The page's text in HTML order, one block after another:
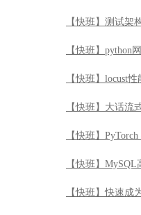
【快班】测试架
【快班】python
【快班】locust
【快班】大话流
【快班】
【快班】
【快班】快速成